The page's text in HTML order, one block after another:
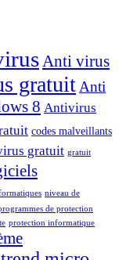
Anti virus
gratuitAnti
8 Antivirus
codes malveillants
gratuit gratuit
niveau de
de protection
protection informatique